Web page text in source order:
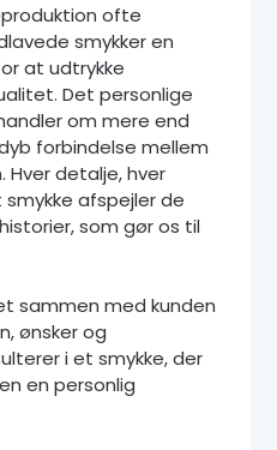
ofte
smykker en
at udtrykke
Det personlige
om mere end
forbindelse mellem
detalje, hver
afspejler de
som gør os til
sammen med kunden
ønsker og
i et smykke, der
en personlig